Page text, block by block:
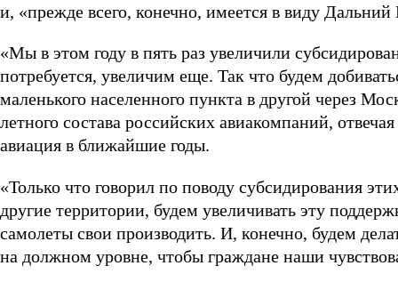
и, «прежде всего, конечно, имеется в виду
«Мы в этом году в пять раз увеличили
потребуется, увеличим еще. Так что будем
маленького населенного пункта в другой через
летного состава российских авиакомпаний,
авиация в ближайшие годы.
«Только что говорил по поводу субсидирования
другие территории, будем увеличивать эту
самолеты свои производить. И, конечно, будем
на должном уровне, чтобы граждане наши